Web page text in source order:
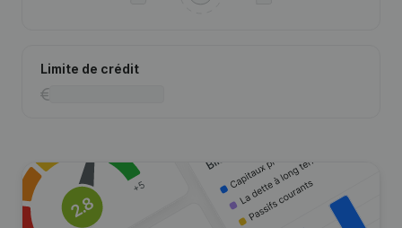
Limite de crédit